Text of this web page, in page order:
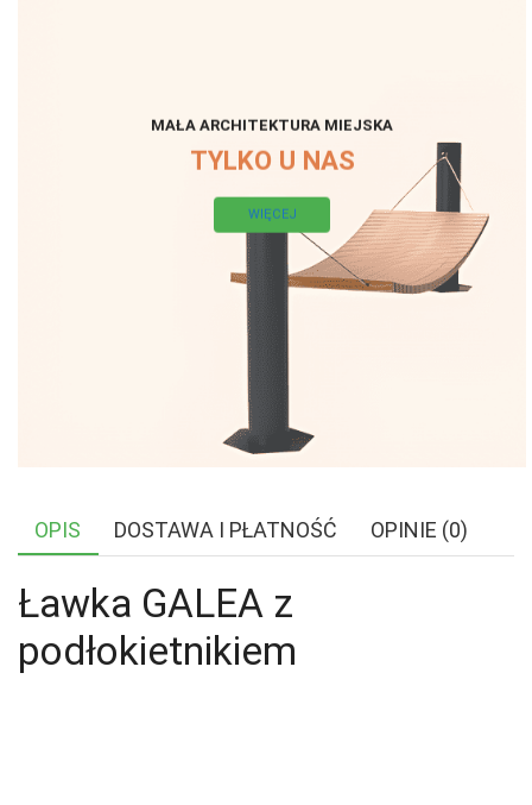
MAŁA ARCHITEKTURA MIEJSKA
TYLKO U NAS
WIĘCEJ
OPIS DOSTAWA I PŁATNOŚĆ OPINIE (0)
Ławka GALEA z
podłokietnikiem